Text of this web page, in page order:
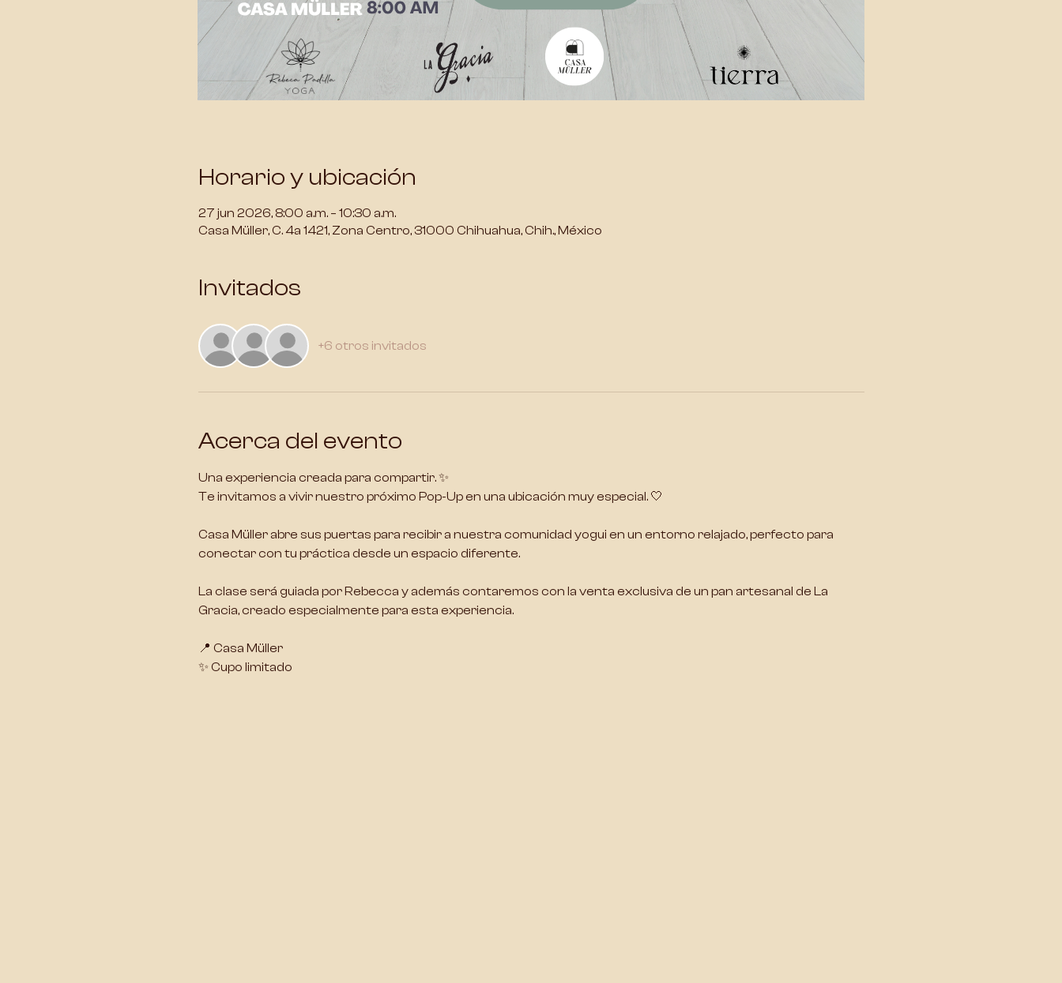
Horario y ubicación
27 jun 2026, 8:00 a.m. – 10:30 a.m.
Casa Müller, C. 4a 1421, Zona Centro, 31000 Chihuahua, Chih., México
Invitados
+6 otros invitados
Acerca del evento
Una experiencia creada para compartir. ✨
Te invitamos a vivir nuestro próximo Pop-Up en una ubicación muy especial. 🤍
Casa Müller abre sus puertas para recibir a nuestra comunidad yogui en un entorno relajado, perfecto para
conectar con tu práctica desde un espacio diferente.
La clase será guiada por Rebecca y además contaremos con la venta exclusiva de un pan artesanal de La
Gracia, creado especialmente para esta experiencia.
📍 Casa Müller
✨ Cupo limitado